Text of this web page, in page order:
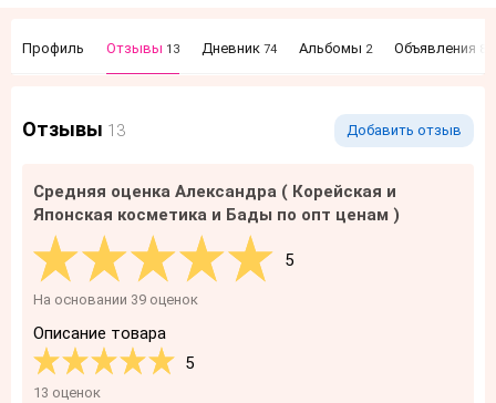
Профиль Отзывы 13 Дневник 74 Альбомы 2 Объявления
Отзывы 13 Добавить отзыв
Средняя оценка Александра ( Корейская и
Японская косметика и Бады по опт ценам )
5
На основании 39 оценок
Описание товара
5
13 оценок